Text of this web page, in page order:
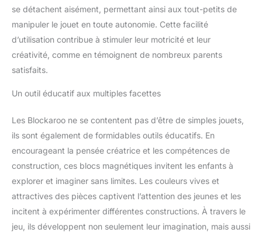
mousse magnétique
permettent aux enfants
de construire de manière
plus créative que jamais.
idéaux pour les tout-
apprendre en jouant !
100% MAGNÉTIQUE - Le
système magnétique
innovant relie les blocs
magie, à chaque fois. Les
blocs de construction ne
se repoussent jamais et
offrent des possibilités
se détachent aisément, permettant ainsi aux tout-petits de
manipuler le jouet en toute autonomie. Cette facilité
d’utilisation contribue à stimuler leur motricité et leur
créativité, comme en témoignent de nombreux parents
satisfaits.
Un outil éducatif aux multiples facettes
Les Blockaroo ne se contentent pas d’être de simples jouets,
ils sont également de formidables outils éducatifs. En
encourageant la pensée créatrice et les compétences de
construction, ces blocs magnétiques invitent les enfants à
explorer et imaginer sans limites. Les couleurs vives et
attractives des pièces captivent l’attention des jeunes et les
incitent à expérimenter différentes constructions. À travers le
jeu, ils développent non seulement leur imagination, mais aussi